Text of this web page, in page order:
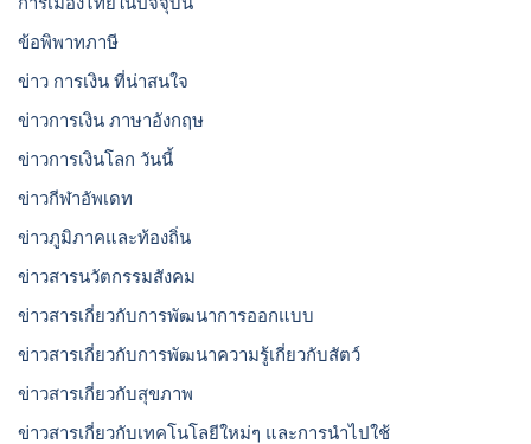
ข้อพิพาทภาษี
ข่าว การเงิน ที่น่าสนใจ
ข่าวการเงิน ภาษาอังกฤษ
ข่าวการเงินโลก วันนี้
ข่าวกีฬาอัพเดท
ข่าวภูมิภาคและท้องถิ่น
ข่าวสารนวัตกรรมสังคม
ข่าวสารเกี่ยวกับการพัฒนาการออกแบบ
ข่าวสารเกี่ยวกับการพัฒนาความรู้เกี่ยวกับสัตว์
ข่าวสารเกี่ยวกับสุขภาพ
ข่าวสารเกี่ยวกับเทคโนโลยีใหม่ๆ และการนำไปใช้